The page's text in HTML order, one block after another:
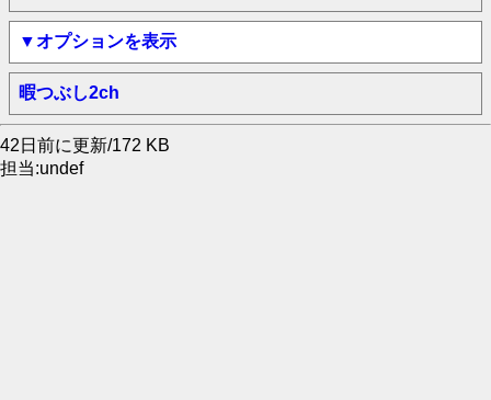
▼オプションを表示
暇つぶし2ch
42日前に更新/172 KB
担当:undef